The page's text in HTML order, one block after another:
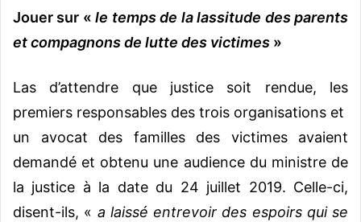
Jouer sur «le temps de la lassitude des parents
et compagnons de lutte des victimes »
Las d’attendre que justice soit rendue, les
premiers responsables des trois organisations et
un avocat des familles des victimes avaient
demandé et obtenu une audience du ministre de
la justice à la date du 24 juillet 2019. Celle-ci,
disent-ils, « a laissé entrevoir des espoirs qui se